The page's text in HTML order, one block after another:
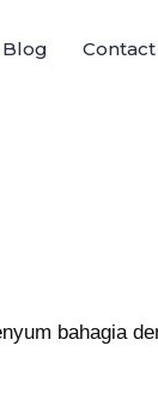
Blog Contact
bahagia